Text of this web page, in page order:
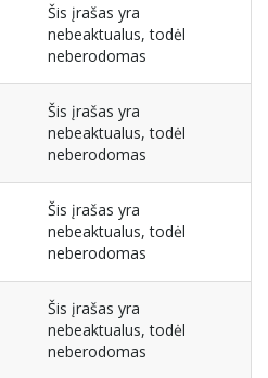
Šis įrašas yra
nebeaktualus, todėl
neberodomas
Šis įrašas yra
nebeaktualus, todėl
neberodomas
Šis įrašas yra
nebeaktualus, todėl
neberodomas
Šis įrašas yra
nebeaktualus, todėl
neberodomas